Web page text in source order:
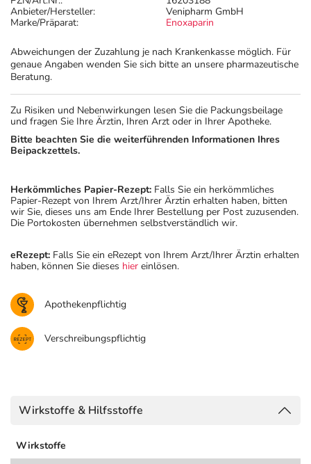
Anbieter/Hersteller:
Venipharm GmbH
Marke/Präparat:
Enoxaparin
Abweichungen der Zuzahlung je nach Krankenkasse möglich. Für
genaue Angaben wenden Sie sich bitte an unsere pharmazeutische
Beratung.
Zu Risiken und Nebenwirkungen lesen Sie die Packungsbeilage
und fragen Sie Ihre Ärztin, Ihren Arzt oder in Ihrer Apotheke.
Bitte beachten Sie die weiterführenden Informationen Ihres
Beipackzettels.
Herkömmliches Papier-Rezept: Falls Sie ein herkömmliches
Papier-Rezept von Ihrem Arzt/Ihrer Ärztin erhalten haben, bitten
wir Sie, dieses uns am Ende Ihrer Bestellung per Post zuzusenden.
Die Portokosten übernehmen selbstverständlich wir.
eRezept: Falls Sie ein eRezept von Ihrem Arzt/Ihrer Ärztin erhalten
haben, können Sie dieses hier einlösen.
Apothekenpflichtig
Verschreibungspflichtig
Wirkstoffe & Hilfsstoffe
Wirkstoffe